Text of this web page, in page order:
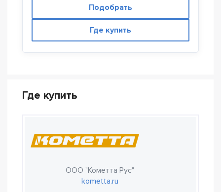
Подобрать
Где купить
Где купить
ООО "Кометта Рус"
kometta.ru